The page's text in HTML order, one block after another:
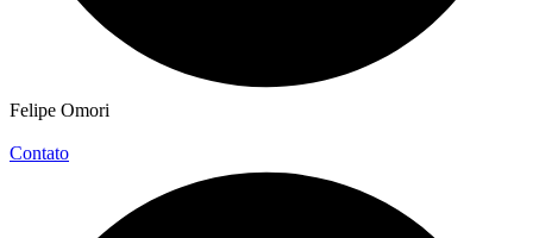
Felipe Omori
Contato